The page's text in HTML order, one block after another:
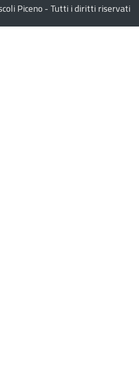
Piceno - Tutti i diritti riservati